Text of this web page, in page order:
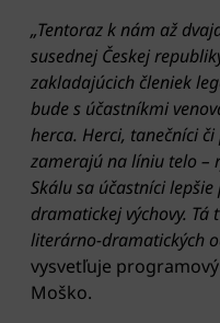
„Tentoraz k nám až
susednej Českej
zakladajúcich členiek
bude s účastníkmi
herca. Herci, tanečníci
zamerajú na líniu telo –
Skálu sa účastníci
dramatickej výchovy.
literárno-dramatických
vysvetľuje
Moško.